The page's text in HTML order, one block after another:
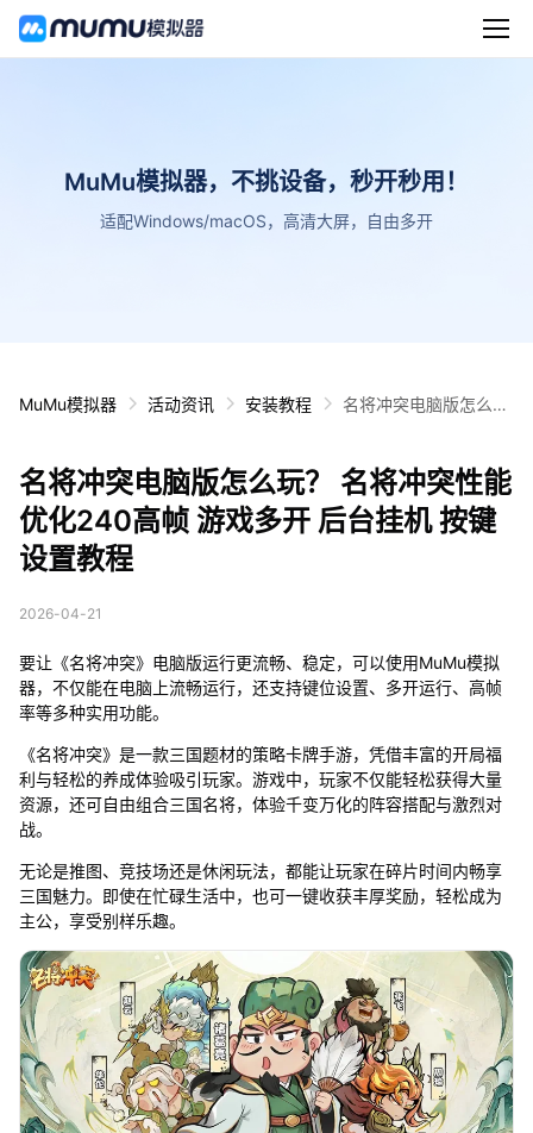
MuMu模拟器，不挑设备，秒开秒用！
适配Windows/macOS，高清大屏，自由多开
MuMu模拟器 活动资讯 安装教程
名将冲突电脑版怎么
台挂机 按键设置教程
名将冲突电脑版怎么玩？ 名将冲突性能
优化240高帧 游戏多开 后台挂机 按键
设置教程
2026-04-21
要让《名将冲突》电脑版运行更流畅、稳定，可以使用MuMu模拟
器，不仅能在电脑上流畅运行，还支持键位设置、多开运行、高帧
率等多种实用功能。
《名将冲突》是一款三国题材的策略卡牌手游，凭借丰富的开局福
利与轻松的养成体验吸引玩家。游戏中，玩家不仅能轻松获得大量
资源，还可自由组合三国名将，体验千变万化的阵容搭配与激烈对
战。
无论是推图、竞技场还是休闲玩法，都能让玩家在碎片时间内畅享
三国魅力。即使在忙碌生活中，也可一键收获丰厚奖励，轻松成为
主公，享受别样乐趣。